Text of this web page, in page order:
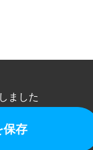
しました
保存